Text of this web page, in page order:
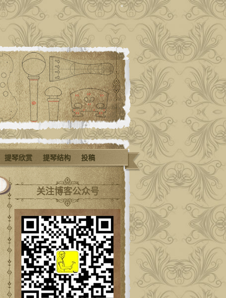
提琴欣赏 提琴结构 投稿
关注博客公众号